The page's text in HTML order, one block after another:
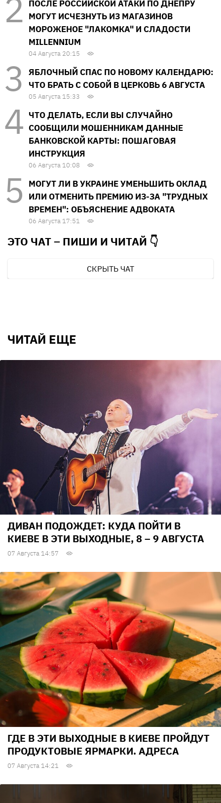
ПОСЛЕ РОССИЙСКОЙ АТАКИ ПО ДНЕПРУ
МОГУТ ИСЧЕЗНУТЬ ИЗ МАГАЗИНОВ
МОРОЖЕНОЕ "ЛАКОМКА" И СЛАДОСТИ
MILLENNIUM
04 Августа 20:15
ЯБЛОЧНЫЙ СПАС ПО НОВОМУ КАЛЕНДАРЮ:
ЧТО БРАТЬ С СОБОЙ В ЦЕРКОВЬ 6 АВГУСТА
05 Августа 15:33
ЧТО ДЕЛАТЬ, ЕСЛИ ВЫ СЛУЧАЙНО
СООБЩИЛИ МОШЕННИКАМ ДАННЫЕ
БАНКОВСКОЙ КАРТЫ: ПОШАГОВАЯ
ИНСТРУКЦИЯ
06 Августа 10:08
МОГУТ ЛИ В УКРАИНЕ УМЕНЬШИТЬ ОКЛАД
ИЛИ ОТМЕНИТЬ ПРЕМИЮ ИЗ-ЗА "ТРУДНЫХ
ВРЕМЕН": ОБЪЯСНЕНИЕ АДВОКАТА
06 Августа 17:51
ЭТО ЧАТ – ПИШИ И ЧИТАЙ 👇
СКРЫТЬ ЧАТ
ЧИТАЙ ЕЩЕ
ДИВАН ПОДОЖДЕТ: КУДА ПОЙТИ В
КИЕВЕ В ЭТИ ВЫХОДНЫЕ, 8 – 9 АВГУСТА
07 Августа 14:57
ГДЕ В ЭТИ ВЫХОДНЫЕ В КИЕВЕ ПРОЙДУТ
ПРОДУКТОВЫЕ ЯРМАРКИ. АДРЕСА
07 Августа 14:21